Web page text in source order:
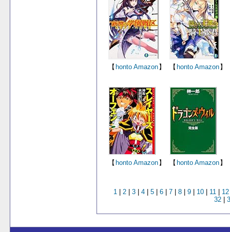
【 honto Amazon 】 【 honto Amazon 】
【 honto Amazon 】 【 honto Amazon 】
1 2| 3| 4| 5| 6| 7| 8| 9| 10| 11 12
32